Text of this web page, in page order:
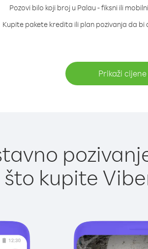
Pozovi bilo koji broj u Palau - fiksni ili
Kupite pakete kredita ili plan pozivanja da bi
Prikaži
što kupite